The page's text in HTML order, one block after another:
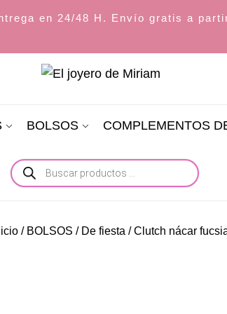
en 24/48 H. Envío gratis a
joyero
Miriam
BOLSOS COMPLEMENTOS
Búsqueda
de
productos
/ BOLSOS / De fiesta / Clutch nácar